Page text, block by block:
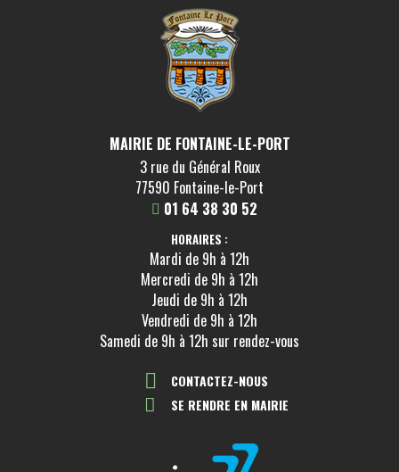
MAIRIE DE FONTAINE-LE-PORT
3 rue du Général Roux
77590 Fontaine-le-Port
01 64 38 30 52
HORAIRES :
Mardi de 9h à 12h
Mercredi de 9h à 12h
Jeudi de 9h à 12h
Vendredi de 9h à 12h
Samedi de 9h à 12h sur rendez-vous
CONTACTEZ-NOUS
SE RENDRE EN MAIRIE